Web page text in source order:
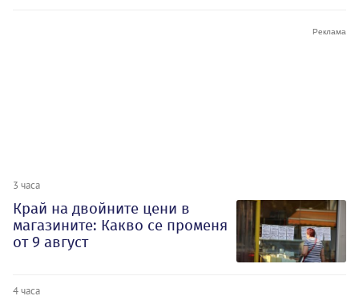
3 часа
Край на двойните цени в
магазините: Какво се променя
от 9 август
4 часа